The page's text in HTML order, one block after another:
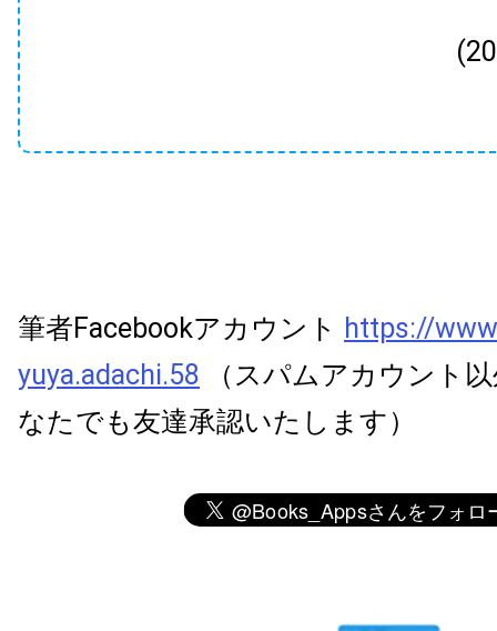
筆者Facebookアカウント https://
yuya.adachi.58 （スパムアカウント
なたでも友達承認いたします）